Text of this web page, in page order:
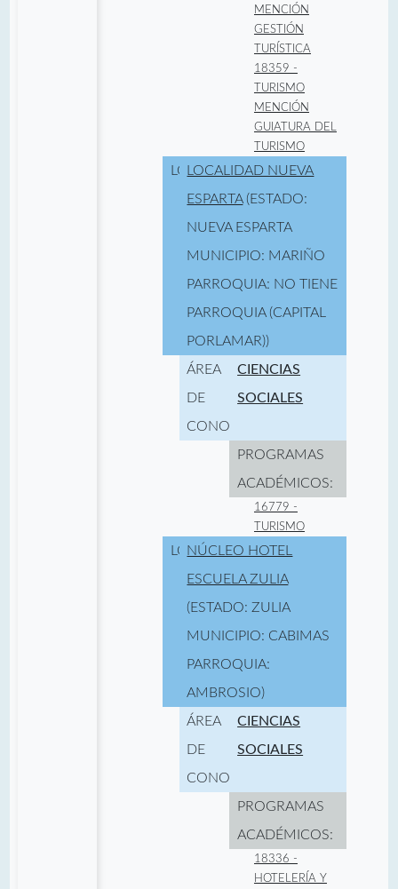
MENCIÓN
GESTIÓN
TURÍSTICA
18359 -
TURISMO
MENCIÓN
GUIATURA DEL
TURISMO
LOCALIDAD:
LOCALIDAD NUEVA
ESPARTA(ESTADO:
NUEVA ESPARTA
MUNICIPIO: MARIÑO
PARROQUIA: NO TIENE
PARROQUIA (CAPITAL
PORLAMAR))
ÁREA
DE
CONOCIMIENTO:
CIENCIAS
SOCIALES
PROGRAMAS
ACADÉMICOS:
16779 -
TURISMO
LOCALIDAD:
NÚCLEO HOTEL
ESCUELA ZULIA
(ESTADO: ZULIA
MUNICIPIO: CABIMAS
PARROQUIA:
AMBROSIO)
ÁREA
DE
CONOCIMIENTO:
CIENCIAS
SOCIALES
PROGRAMAS
ACADÉMICOS:
18336 -
HOTELERÍA Y